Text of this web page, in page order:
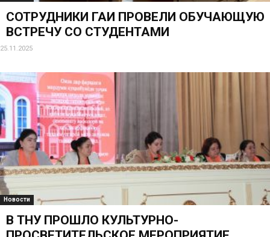
СОТРУДНИКИ ГАИ ПРОВЕЛИ ОБУЧАЮЩУЮ
ВСТРЕЧУ СО СТУДЕНТАМИ
25.11.2025
Новости
В ТНУ ПРОШЛО КУЛЬТУРНО-